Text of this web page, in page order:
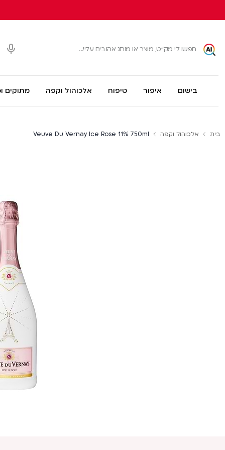
בישום איפור טיפוח אלכוהול וקפה מתוקים
בית אלכוהול וקפה Veuve Du Vernay Ice Rose 11% 750ml